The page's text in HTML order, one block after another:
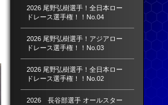
2026 尾野弘樹選手！全日本ロー
ドレース選手権！！No.04
2026 尾野弘樹選手！アジアロー
ドレース選手権！！No.03
2026 尾野弘樹選手！全日本ロー
ドレース選手権！！No.02
2026 長谷部選手 オールスター